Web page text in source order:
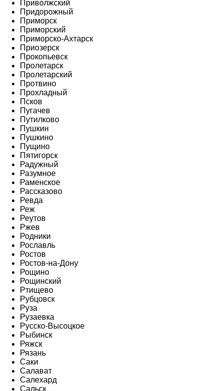
Приволжский
Придорожный
Приморск
Приморский
Приморско-Ахтарск
Приозерск
Прокопьевск
Пролетарск
Пролетарский
Протвино
Прохладный
Псков
Пугачев
Путилково
Пушкин
Пушкино
Пущино
Пятигорск
Радужный
Разумное
Раменское
Рассказово
Ревда
Реж
Реутов
Ржев
Родники
Рославль
Ростов
Ростов-на-Дону
Рощино
Рощинский
Ртищево
Рубцовск
Руза
Рузаевка
Русско-Высоцкое
Рыбинск
Ряжск
Рязань
Саки
Салават
Салехард
Сальск